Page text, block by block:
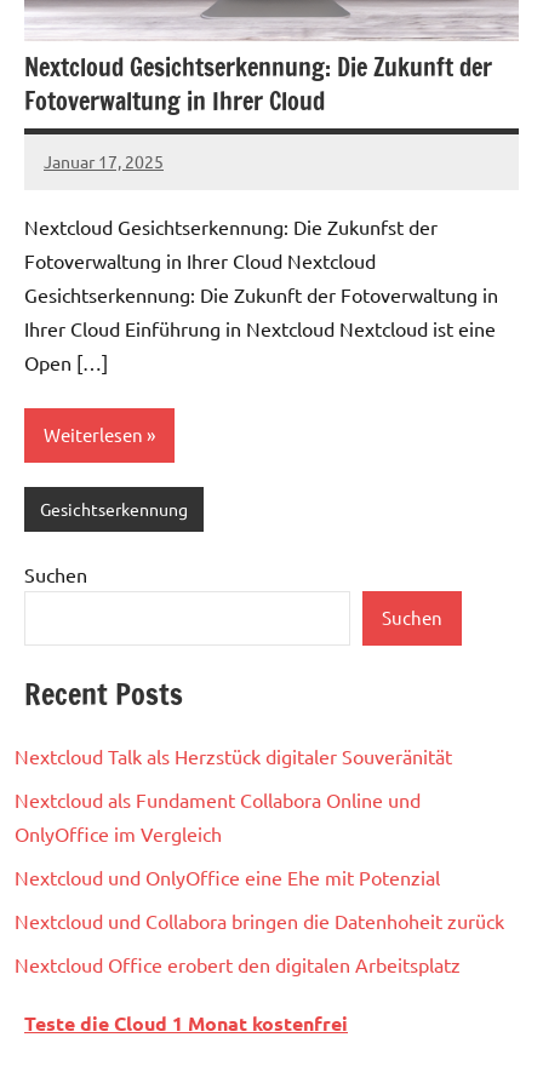
Nextcloud Gesichtserkennung: Die Zukunft der
Fotoverwaltung in Ihrer Cloud
Januar 17, 2025
admin
Nextcloud Gesichtserkennung: Die Zukunfst der
Fotoverwaltung in Ihrer Cloud Nextcloud
Gesichtserkennung: Die Zukunft der Fotoverwaltung in
Ihrer Cloud Einführung in Nextcloud Nextcloud ist eine
Open […]
Weiterlesen
Gesichtserkennung
Suchen
Suchen
Recent Posts
Nextcloud Talk als Herzstück digitaler Souveränität
Nextcloud als Fundament Collabora Online und
OnlyOffice im Vergleich
Nextcloud und OnlyOffice eine Ehe mit Potenzial
Nextcloud und Collabora bringen die Datenhoheit zurück
Nextcloud Office erobert den digitalen Arbeitsplatz
Teste die Cloud 1 Monat kostenfrei